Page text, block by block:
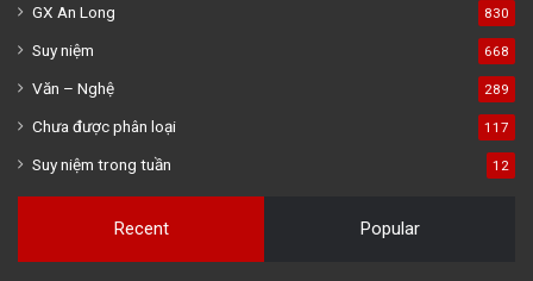
GX An Long 830
Suy niệm 668
Văn – Nghệ 289
Chưa được phân loại 117
Suy niệm trong tuần 12
Recent Popular